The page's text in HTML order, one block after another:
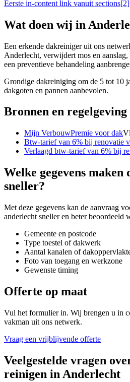
Eerste in-content link vanuit
Wat doen wij in
Een erkende dakreiniger uit ons
Anderlecht, verwijdert mos en
een preventieve behandeling
Grondige dakreiniging om de 5 tot 10
dakgoten en pannen aanbevolen.
Bronnen en regelgeving
Mijn VerbouwPremie voor dak
Btw-tarief van 6% bij renovatie
Verlaagd btw-tarief van 6% bij
Welke gegevens maken
sneller?
Met deze gegevens kan de aanvraag
anderlecht sneller en beter beoordeeld
Gemeente en postcode
Type toestel of dakwerk
Aantal kanalen of
Foto van toegang en werkzone
Gewenste timing
Offerte op maat
Vul het formulier in. Wij brengen u in
vakman uit ons netwerk.
Vraag een vrijblijvende offerte
Veelgestelde vragen
reinigen in Anderlecht